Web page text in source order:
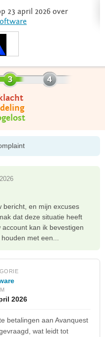
23 april 2026 over
bericht, en mijn excuses
dat deze situatie heeft
kan ik bevestigen
met een...
2026
betalingen aan Avanquest
wat leidt tot